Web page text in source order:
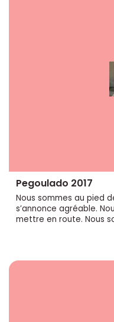
Pegoulado 2017
Nous sommes au pied
s’annonce agréable.
mettre en route. Nous